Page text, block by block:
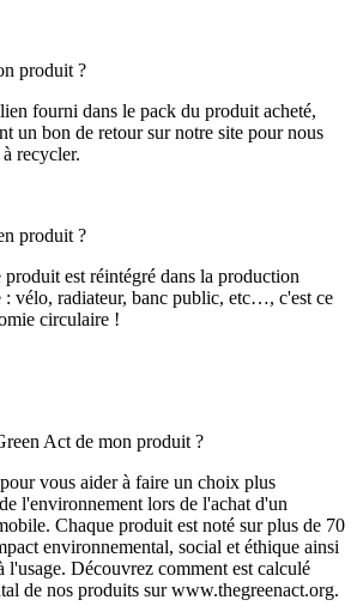
produit ?
fourni dans le pack du produit acheté,
un bon de retour sur notre site pour nous
recycler.
produit ?
est réintégré dans la production
: vélo, radiateur, banc public, etc…, c'est ce
circulaire !
Act de mon produit ?
vous aider à faire un choix plus
l'environnement lors de l'achat d'un
Chaque produit est noté sur plus de 70
environnemental, social et éthique ainsi
l'usage. Découvrez comment est calculé
de nos produits sur www.thegreenact.org.